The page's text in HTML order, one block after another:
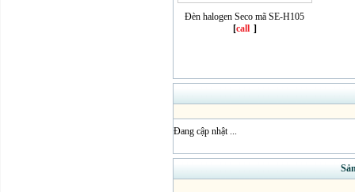
Đèn halogen Seco mã SE-H105
[call ]
Đang cập nhật ...